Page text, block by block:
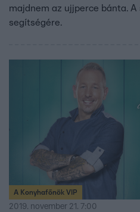
majdnem az ujjperce bánta.
segítségére.
A Konyhafőnök VIP
2019. november 21. 7:00